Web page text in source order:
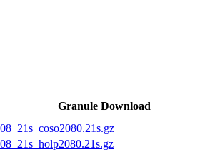
Granule Download